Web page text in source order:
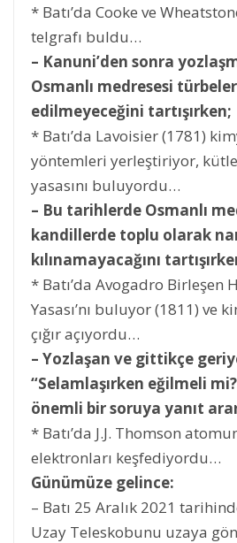
* Batı’da Cooke ve
telgrafı buldu…
– Kanuni’den sonra
Osmanlı medresesi
edilmeyeceğini tartışırken;
* Batı’da Lavoisier (1781)
yöntemleri yerleştiriyor,
yasasını buluyordu…
– Bu tarihlerde Osmanlı
kandillerde toplu olarak
kılınamayacağını
* Batı’da Avogadro Birleşen
Yasası’nı buluyor (1811) ve
çığır açıyordu…
– Yozlaşan ve gittikçe
“Selamlaşırken eğilmeli
önemli bir soruya yanıt
* Batı’da J.J. Thomson
elektronları keşfediyordu…
Günümüze gelince:
– Batı 25 Aralık 2021
Uzay Teleskobunu uzaya